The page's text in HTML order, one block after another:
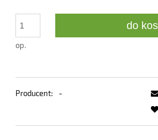
op.
do
Producent: -